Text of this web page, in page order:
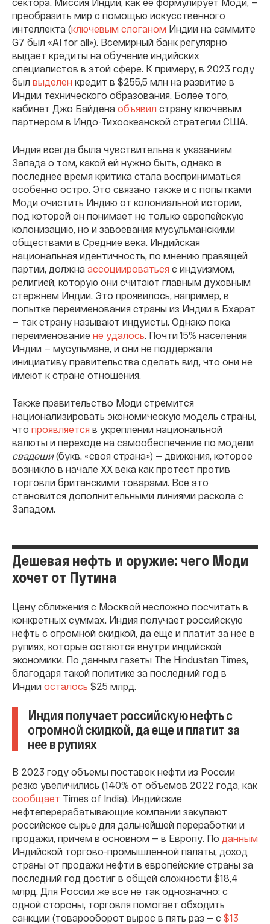
преобразить мир с помощью искусственного
интеллекта (ключевым слоганом Индии на саммите
G7 был «AI for all»). Всемирный банк регулярно
выдает кредиты на обучение индийских
специалистов в этой сфере. К примеру, в 2023 году
был выделен кредит в $255,5 млн на развитие в
Индии технического образования. Более того,
кабинет Джо Байдена объявил страну ключевым
партнером в Индо-Тихоокеанской стратегии США.
Индия всегда была чувствительна к указаниям
Запада о том, какой ей нужно быть, однако в
последнее время критика стала восприниматься
особенно остро. Это связано также и с попытками
Моди очистить Индию от колониальной истории,
под которой он понимает не только европейскую
колонизацию, но и завоевания мусульманскими
обществами в Средние века. Индийская
национальная идентичность, по мнению правящей
партии, должна ассоциироваться с индуизмом,
религией, которую они считают главным духовным
стержнем Индии. Это проявилось, например, в
попытке переименования страны из Индии в Бхарат
— так страну называют индуисты. Однако пока
переименование не удалось. Почти 15% населения
Индии — мусульмане, и они не поддержали
инициативу правительства сделать вид, что они не
имеют к стране отношения.
Также правительство Моди стремится
национализировать экономическую модель страны,
что проявляется в укреплении национальной
валюты и переходе на самообеспечение по модели
свадеши(букв. «своя страна») — движения, которое
возникло в начале XX века как протест против
торговли британскими товарами. Все это
становится дополнительными линиями раскола с
Западом.
Дешевая нефть и оружие: чего Моди
хочет от Путина
Цену сближения с Москвой несложно посчитать в
конкретных суммах. Индия получает российскую
нефть с огромной скидкой, да еще и платит за нее в
рупиях, которые остаются внутри индийской
экономики. По данным газеты The Hindustan Times,
благодаря такой политике за последний год в
Индии осталось $25 млрд.
Индия получает российскую нефть с
огромной скидкой, да еще и платит за
нее в рупиях
В 2023 году объемы поставок нефти из России
резко увеличились (140% от объемов 2022 года, как
сообщает Times of India). Индийские
нефтеперерабатывающие компании закупают
российское сырье для дальнейшей переработки и
продажи, причем в основном — в Европу. По данным
Индийской торгово-промышленной палаты, доход
страны от продажи нефти в европейские страны за
последний год достиг в общей сложности $18,4
млрд. Для России же все не так однозначно: с
одной стороны, торговля помогает обходить
санкции (товарооборот вырос в пять раз — с $13